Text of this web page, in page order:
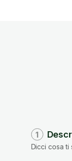
1
Dicci cosa ti